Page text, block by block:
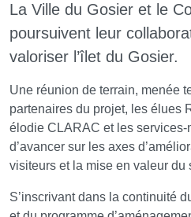
La Ville du Gosier et le
poursuivent leur
valoriser l’îlet du Gosier.
Une réunion de terrain, menée
partenaires du projet, les élues
élodie CLARAC et les
d’avancer sur les axes
visiteurs et la mise en valeur du
S’inscrivant dans la continuité